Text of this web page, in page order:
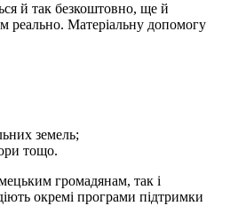
й так безкоштовно, ще й
реально. Матеріальну допомогу
земель;
тощо.
громадянам, так і
окремі програми підтримки